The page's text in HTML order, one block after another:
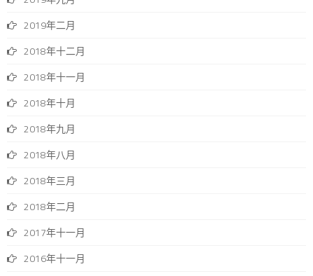
2019年二月
2018年十二月
2018年十一月
2018年十月
2018年九月
2018年八月
2018年三月
2018年二月
2017年十一月
2016年十一月